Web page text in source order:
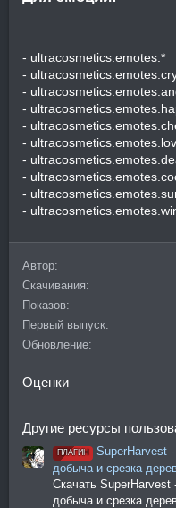
- ultracosmetics.emotes.*
-
-
-
-
-
-
-
-
-
Автор
Скачивания
Показов
Первый выпуск
Обновление
Оценки
Другие ресурсы
ПЛАГИН
SuperHarvest
добыча и срезка
Скачать
добыча и срезка